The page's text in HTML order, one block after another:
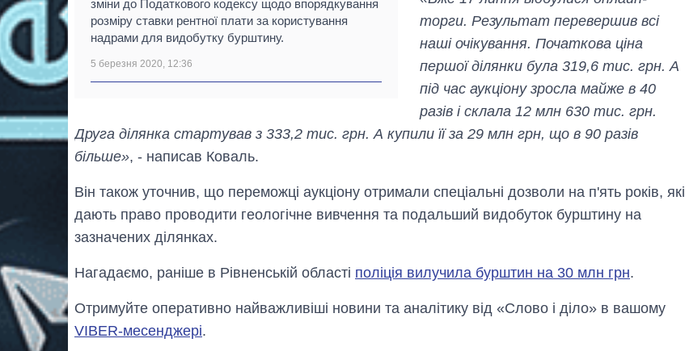
зміни до Податкового кодексу щодо впорядкування
розміру ставки рентної плати за користування
надрами для видобутку бурштину.
5 березня 2020, 12:36
торги. Результат перевершив всі
наші очікування. Початкова ціна
першої ділянки була 319,6 тис. грн. А
під час аукціону зросла майже в 40
разів і склала 12 млн 630 тис. грн.
Друга ділянка стартував з 333,2 тис. грн. А купили її за 29 млн грн, що в 90 разів
більше», - написав Коваль.
Він також уточнив, що переможці аукціону отримали спеціальні дозволи на п'ять років, які
дають право проводити геологічне вивчення та подальший видобуток бурштину на
зазначених ділянках.
Нагадаємо, раніше в Рівненській області поліція вилучила бурштин на 30 млн грн.
Отримуйте оперативно найважливіші новини та аналітику від «Слово і діло» в вашому
VIBER-месенджері.
бюджет
Міністерства
оборони за 13
років війни з